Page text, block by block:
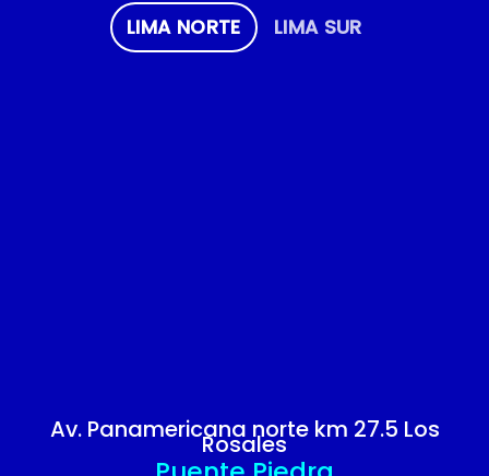
LIMA NORTE LIMA SUR
Av. Panamericana norte km 27.5 Los
Rosales